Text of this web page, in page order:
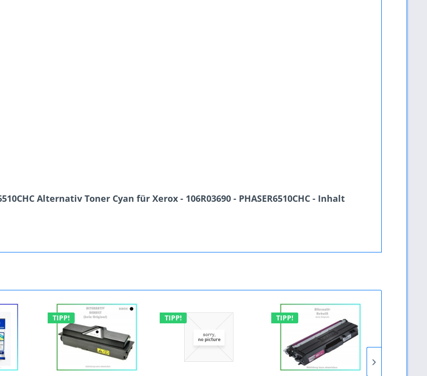
Alternativ Toner Cyan für Xerox - 106R03690 - PHASER6510CHC - Inhalt
TIPP! TIPP! TIPP!